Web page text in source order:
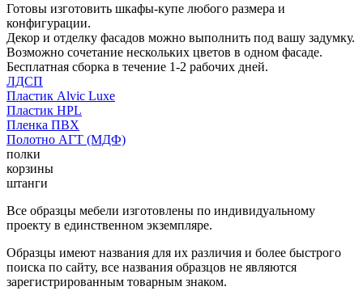
Готовы изготовить шкафы-купе любого размера и
конфигурации.
Декор и отделку фасадов можно выполнить под вашу задумку.
Возможно сочетание нескольких цветов в одном фасаде.
Бесплатная сборка в течение 1-2 рабочих дней.
ЛДСП
Пластик Alvic Luxe
Пластик HPL
Пленка ПВХ
Полотно АГТ (МДФ)
полки
корзины
штанги
Все образцы мебели изготовлены по индивидуальному
проекту в единственном экземпляре.
Образцы имеют названия для их различия и более быстрого
поиска по сайту, все названия образцов не являются
зарегистрированным товарным знаком.